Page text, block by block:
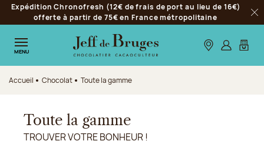
Aller à la navigation
Aller au contenu principal
Aller au pied de page
Expédition Chronofresh (12€ de frais de port au lieu de 16€)
offerte à partir de 75€ en France métropolitaine
MENU Nos boutiques
S’identifier
Mon
Accueil Chocolat Toute la gamme
Toute la gamme
TROUVER VOTRE BONHEUR !